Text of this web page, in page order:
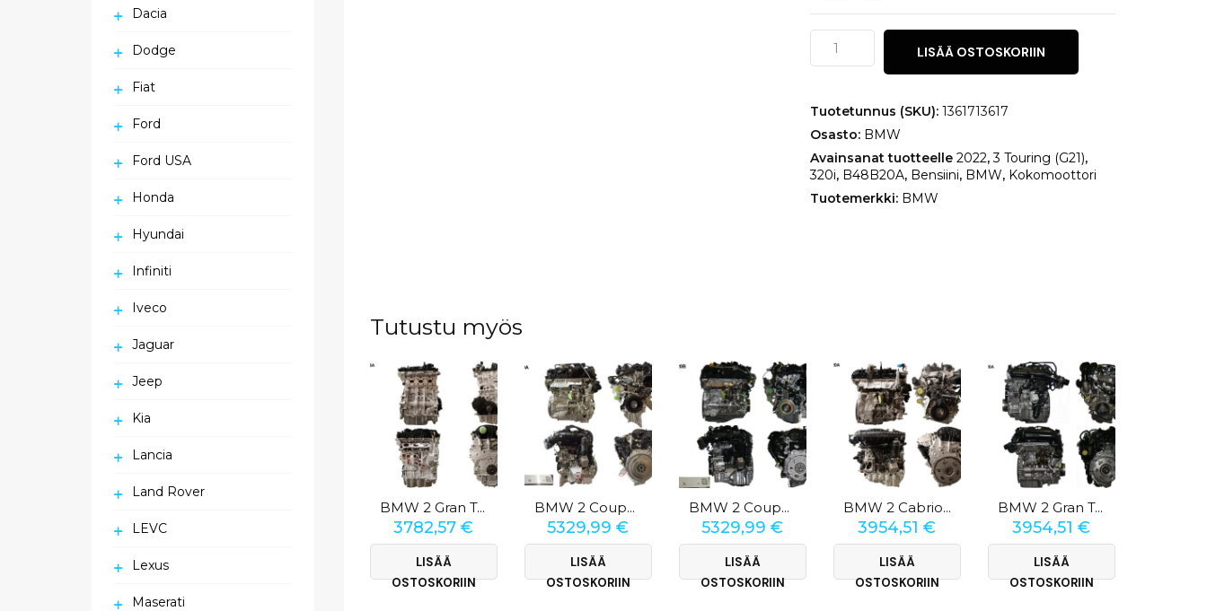
BMW
Touring
320i
LISÄÄ OSTOSKORIIN
Tuotetunnus (SKU): 1361713617
Osasto: BMW
Avainsanat tuotteelle 2022,3 Touring (G21),
320i, B48B20A, Bensiini, BMW, Kokomoottori
Tuotemerkki: BMW
Tutustu myös
BMW 2 Gran Tourer (F46) 216i
3782,57€
LISÄÄ
OSTOSKORIIN
BMW 2 Coupé (G42) 218i
5329,99€
LISÄÄ
OSTOSKORIIN
BMW 2 Coupé (F22) 230i
5329,99€
LISÄÄ
OSTOSKORIIN
BMW 2 Cabriolet (F23) 220i
3954,51€
LISÄÄ
OSTOSKORIIN
BMW 2 Gran Tourer (F46) 220i
3954,51€
LISÄÄ
OSTOSKORIIN
Dacia
Dodge
Fiat
Ford
Ford USA
Honda
Hyundai
Infiniti
Iveco
Jaguar
Jeep
Kia
Lancia
Land Rover
LEVC
Lexus
Maserati